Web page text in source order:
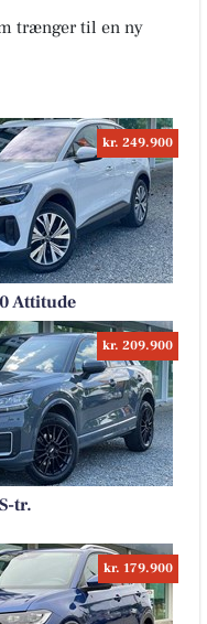
trænger til en ny
kr. 249.900
Attitude
kr. 209.900
tr.
kr. 179.900